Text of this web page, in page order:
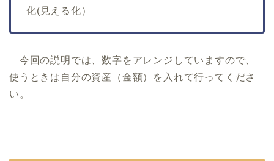
化(見える化）
今回の説明では、数字をアレンジしていますので、
使うときは自分の資産（金額）を入れて行ってくださ
い。